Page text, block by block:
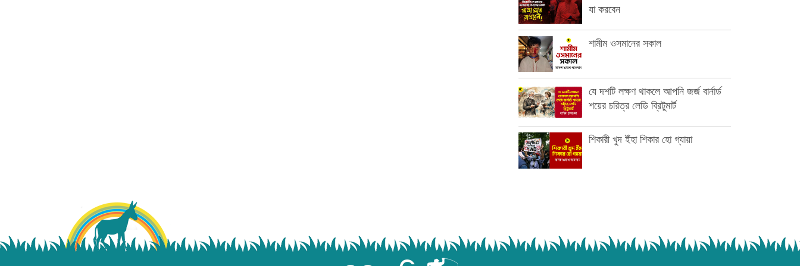
যা করবেন
শামীম ওসমানের সকাল
যে দশটি লক্ষণ থাকলে আপনি জর্জ বার্নার্ড
শয়ের চরিত্র লেডি ব্রিটুমার্ট
শিকারী খুদ ইঁহা শিকার হো গ্যায়া